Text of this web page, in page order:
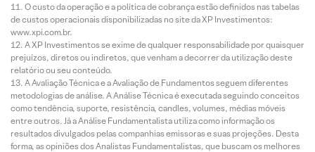
O custo da operação e a política de cobrança estão definidos nas tabelas
de custos operacionais disponibilizadas no site da XP Investimentos:
www.xpi.com.br.
A XP Investimentos se exime de qualquer responsabilidade por quaisquer
prejuízos, diretos ou indiretos, que venham a decorrer da utilização deste
relatório ou seu conteúdo.
A Avaliação Técnica e a Avaliação de Fundamentos seguem diferentes
metodologias de análise. A Análise Técnica é executada seguindo conceitos
como tendência, suporte, resistência, candles, volumes, médias móveis
entre outros. Já a Análise Fundamentalista utiliza como informação os
resultados divulgados pelas companhias emissoras e suas projeções. Desta
forma, as opiniões dos Analistas Fundamentalistas, que buscam os melhores